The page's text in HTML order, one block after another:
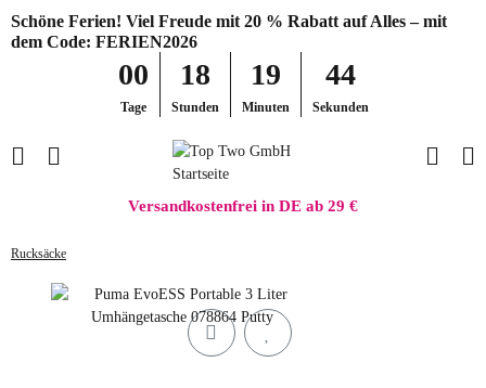
Schöne Ferien! Viel Freude mit 20 % Rabatt auf Alles – mit
dem Code: FERIEN2026
00
Tage
18
Stunden
19
Minuten
44
Sekunden
Versandkostenfrei in DE ab 29 €
Rucksäcke